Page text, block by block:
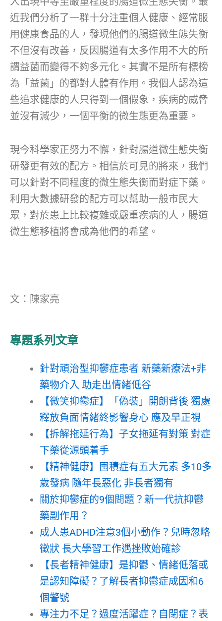
近我們分析了一群十分注重個人健康、經常服
用健康食品的人，發現他們的腸道微生態失衡
不但沒有改善，反因腸道有太多作用不大的所
謂益菌而變得不夠多元化。其實不是所有標榜
為「益菌」的都對人體有作用。我個人認為這
些追求健康的人只得到一個假象，疾病的威脅
並沒有減少，一個平衡的微生態更為重要。
現今科學家正努力不懈，針對腸道微生態失衡
研發更有效的配方。相信於可見的將來，我們
可以針對不同程度的微生態失衡而對症下藥。
利用大數據研發的配方可以幫助一般市民大
眾，對於患上比較複雜或嚴重疾病的人，腸道
微生態移植將會成為他們的希望。
文：陳家亮
專題系列文章
針對頑治型抑鬱症患者 新藥新療法+非
藥物介入 助走出情緒低谷
【微笑抑鬱症】「偽裝」開朗背後 獨處
釋放負面情緒終影響身心 應及早正視
【拆解拖延行為】子女拖延有對策 對症
下藥從源頭着手
【精神健康】囤積症有五大元素 多10多
歲發病 隨年長惡化 非長者獨有
關於抑鬱症的9個問題？新一代抗抑鬱
藥副作用？
成人患ADHD注意3個小動作？兒時忽略
徵狀 長大學習工作遇挫敗始確診
【長者精神健康】是抑鬱、情緒低落或
是認知障礙？了解長者抑鬱症成因和6
個警號
專注力不足？過度活躍症？自閉症？表